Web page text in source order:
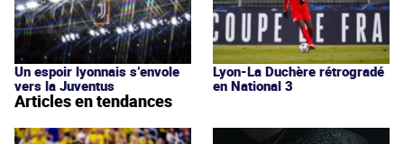
Un espoir lyonnais s’envole
vers la Juventus
Lyon-La Duchère rétrogradé
en National 3
Articles en tendances